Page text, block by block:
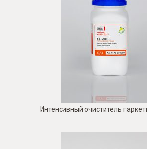
Интенсивный очиститель